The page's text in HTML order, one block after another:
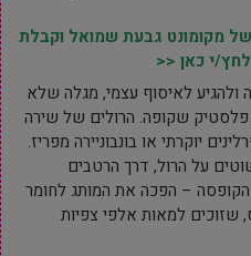
מקומונט גבעת שמואל וקבלת
י כאן <<
ולהגיע לאיסוף עצמי, מגלה שלא
שקופה. הרולים של שירה
יוקרתי או בונבוניירה מפריז.
על הרול, דרך הרטבים
הקופסה – הפכה את המותג לחומר
שזוכים למאות אלפי צפיות